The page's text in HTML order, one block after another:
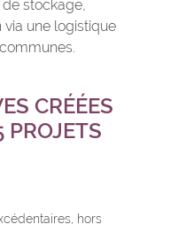
stockage,
une logistique
CRÉÉES
PROJETS
hors